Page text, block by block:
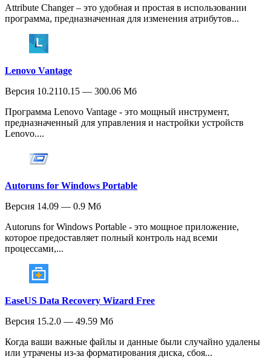
Attribute Changer – это удобная и простая в использовании
программа, предназначенная для изменения атрибутов...
Lenovo Vantage
Версия 10.2110.15 — 300.06 Мб
Программа Lenovo Vantage - это мощный инструмент,
предназначенный для управления и настройки устройств
Lenovo....
Autoruns for Windows Portable
Версия 14.09 — 0.9 Мб
Autoruns for Windows Portable - это мощное приложение,
которое предоставляет полный контроль над всеми
процессами,...
EaseUS Data Recovery Wizard Free
Версия 15.2.0 — 49.59 Мб
Когда ваши важные файлы и данные были случайно удалены
или утрачены из-за форматирования диска, сбоя...